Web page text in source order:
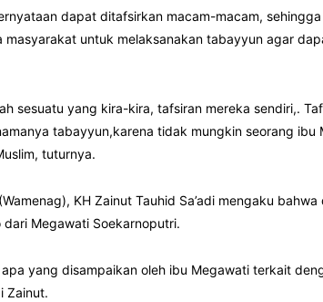
dapat ditafsirkan macam-macam,
untuk melaksanakan tabayyun agar
sesuatu yang kira-kira, tafsiran mereka sendiri,.
tabayyun,karena tidak mungkin seorang ibu
tuturnya.
KH Zainut Tauhid Sa’adi mengaku
Megawati Soekarnoputri.
yang disampaikan oleh ibu Megawati terkait
Zainut.